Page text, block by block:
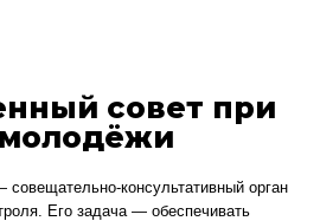
совет при
консультативный орган
Его задача — обеспечивать